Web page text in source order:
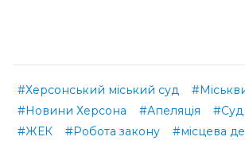
#Херсонський міський суд
#Новини Херсона
#Апеляція #Суд
#ЖЕК
#Робота закону #місцева